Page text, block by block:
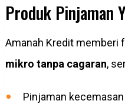
Produk Pinjaman
Amanah Kredit memberi
mikro tanpa cagaran,
Pinjaman kecemasan